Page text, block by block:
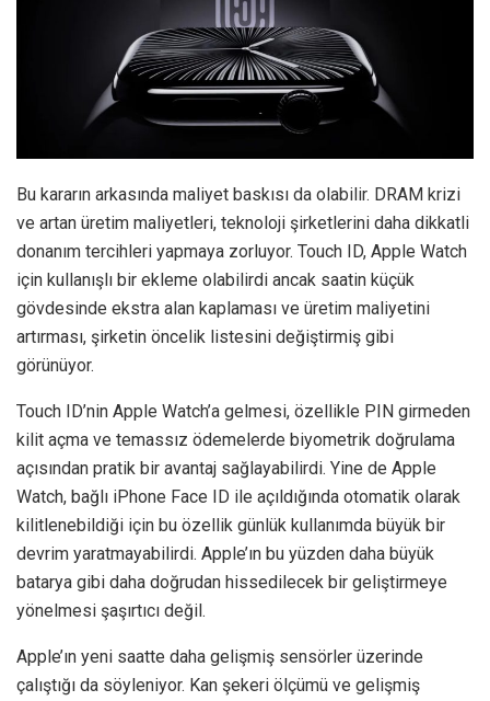
Bu kararın arkasında maliyet baskısı da olabilir. DRAM krizi
ve artan üretim maliyetleri, teknoloji şirketlerini daha dikkatli
donanım tercihleri yapmaya zorluyor. Touch ID, Apple Watch
için kullanışlı bir ekleme olabilirdi ancak saatin küçük
gövdesinde ekstra alan kaplaması ve üretim maliyetini
artırması, şirketin öncelik listesini değiştirmiş gibi
görünüyor.
Touch ID’nin Apple Watch’a gelmesi, özellikle PIN girmeden
kilit açma ve temassız ödemelerde biyometrik doğrulama
açısından pratik bir avantaj sağlayabilirdi. Yine de Apple
Watch, bağlı iPhone Face ID ile açıldığında otomatik olarak
kilitlenebildiği için bu özellik günlük kullanımda büyük bir
devrim yaratmayabilirdi. Apple’ın bu yüzden daha büyük
batarya gibi daha doğrudan hissedilecek bir geliştirmeye
yönelmesi şaşırtıcı değil.
Apple’ın yeni saatte daha gelişmiş sensörler üzerinde
çalıştığı da söyleniyor. Kan şekeri ölçümü ve gelişmiş